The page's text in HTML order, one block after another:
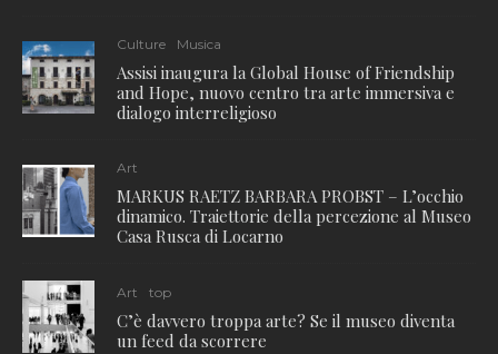
Culture Musica
Assisi inaugura la Global House of Friendship
and Hope, nuovo centro tra arte immersiva e
dialogo interreligioso
Art
MARKUS RAETZ BARBARA PROBST – L’occhio
dinamico. Traiettorie della percezione al Museo
Casa Rusca di Locarno
Art top
C’è davvero troppa arte? Se il museo diventa
un feed da scorrere